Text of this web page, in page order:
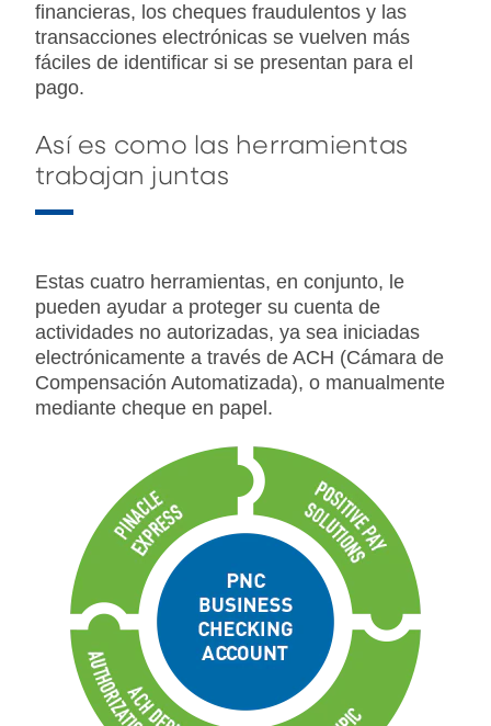
financieras, los cheques fraudulentos y las
transacciones electrónicas se vuelven más
fáciles de identificar si se presentan para el
pago.
Así es como las herramientas
trabajan juntas
Estas cuatro herramientas, en conjunto, le
pueden ayudar a proteger su cuenta de
actividades no autorizadas, ya sea iniciadas
electrónicamente a través de ACH (Cámara de
Compensación Automatizada), o manualmente
mediante cheque en papel.